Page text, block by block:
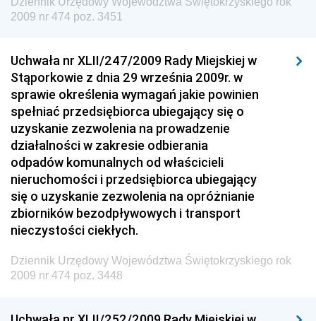
Dziennik Urzędowy Ministra Finansów
Dziennik Urzędowy Ministra Rozwoju i Finansów
Dziennik Urzędowy Wyższego Urzędu Górniczego
Dziennik Urzędowy Prezesa Urzędu Transportu
Kolejowego
Dziennik Urzędowy Ministra Przedsiębiorczości i
Technologii
Dziennik Urzędowy Ministra Inwestycji i Rozwoju
Dziennik Urzędowy Naczelnego Dyrektora Archiwów
Państwowych
Dziennik Urzędowy Ministra Finansów, Inwestycji i
Rozwoju
2009 nr 474 poz. 3451
Uchwała nr XLII/247/2009 Rady Miejskiej w
Stąporkowie z dnia 29 września 2009r. w
sprawie określenia wymagań jakie powinien
spełniać przedsiębiorca ubiegający się o
uzyskanie zezwolenia na prowadzenie
działalności w zakresie odbierania
odpadów komunalnych od właścicieli
nieruchomości i przedsiębiorca ubiegający
się o uzyskanie zezwolenia na opróżnianie
zbiorników bezodpływowych i transport
nieczystości ciekłych.
Dziennik Urzędowy Województwa Świętokrzyskiego rok
2009 nr 474 poz. 3448